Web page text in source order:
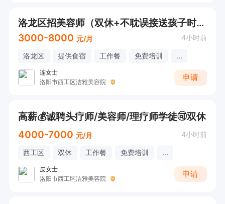
洛龙区招美容师（双休+不耽误接送孩子时间自由）
3000-8000 元/月 4小时前
洛龙区 提供食宿 工作餐 免费培训 ...
连女士
洛阳市西工区洁雅美容院
申请
高薪💰诚聘头疗师/美容师/理疗师学徒🉑双休
4000-7000 元/月 4小时前
西工区 双休 工作餐 免费培训 ...
皮女士
洛阳市西工区洁雅美容院
申请